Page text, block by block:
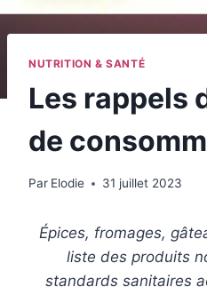
NUTRITION & SANTÉ
Les rappels
de
Par Elodie 31 juillet 2023
Épices, fromages,
liste des produits
standards sanitaires